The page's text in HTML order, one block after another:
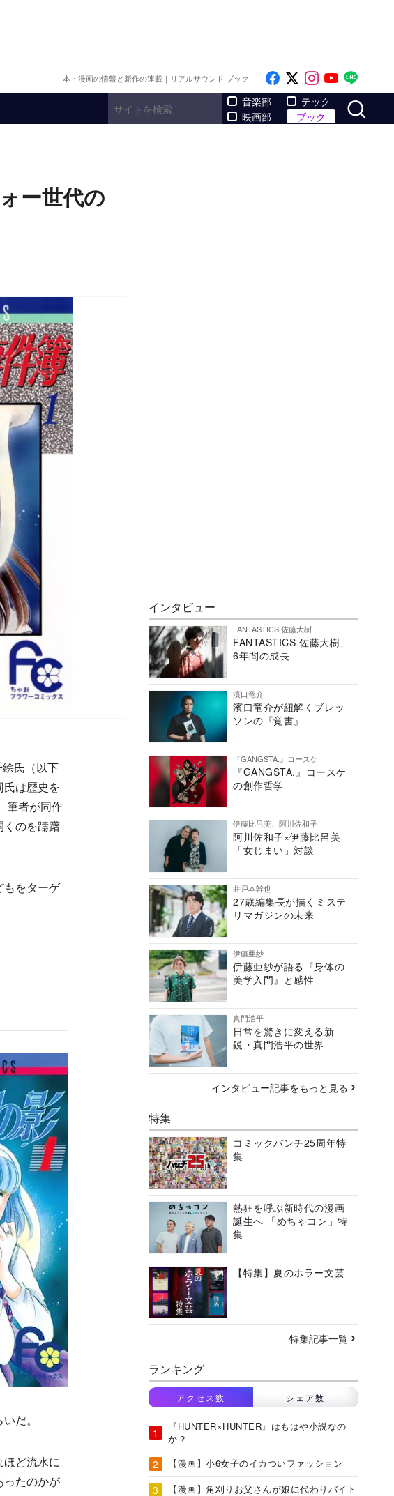
本・漫画の情報と新作の連載｜リアルサウンド ブック Like on Facebook
Follow on x
Follow on
Follow
音楽部
映画部
テック
ブック
ー世代の
氏（以下
は歴史を
筆者が同作
くのを躊躇
をターゲ
だ。
ど流水に
ったのかが
インタビュー
FANTASTICS 佐藤大樹
FANTASTICS 佐藤大樹、
6年間の成長
濱口竜介
濱口竜介が紐解くブレッ
ソンの『覚書』
『GANGSTA.』コースケ
『GANGSTA.』コースケ
の創作哲学
伊藤比呂美、阿川佐和子
阿川佐和子×伊藤比呂美
「女じまい」対談
井戸本幹也
27歳編集長が描くミステ
リマガジンの未来
伊藤亜紗
伊藤亜紗が語る『身体の
美学入門』と感性
真門浩平
日常を驚きに変える新
鋭・真門浩平の世界
インタビュー記事をもっと見る
特集
コミックバンチ25周年特
集
熱狂を呼ぶ新時代の漫画
誕生へ 「めちゃコン」特
集
【特集】夏のホラー文芸
特集記事一覧
ランキング
アクセス数 シェア数
『HUNTER×HUNTER』はもはや小説なの
か？
【漫画】小6女子のイカついファッション
【漫画】角刈りお父さんが娘に代わりバイト